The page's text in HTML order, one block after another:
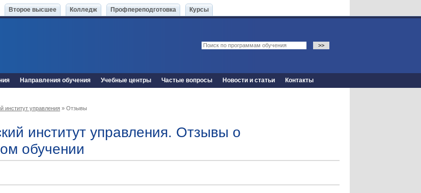
Второе высшее Колледж Профпереподготовка Курсы
Направления обучения Учебные центры Частые вопросы Новости и статьи Контакты
институт управления » Отзывы
институт управления. Отзывы о
обучении